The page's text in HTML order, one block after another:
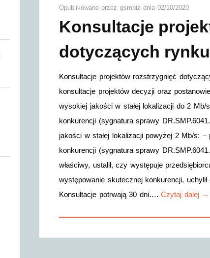
Opublikowane przez gsmbiz dnia02/10/2020
Konsultacje
dotyczących
Konsultacje projektów rozstrzygnięć
konsultacje projektów decyzji oraz
wysokiej jakości w stałej lokalizacji do 2
konkurencji (sygnatura sprawy
jakości w stałej lokalizacji powyżej 2 Mb/s:
konkurencji (sygnatura sprawy
właściwy, ustalił, czy występuje
występowanie skutecznej konkurencji,
Konsultacje potrwają 30 dni…. Czytaj dalej →